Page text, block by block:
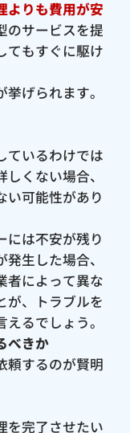
よりも費用が安
のサービスを提
てもすぐに駆け
げられます。
ているわけでは
くない場合、
い可能性があり
には不安が残り
生した場合、
者によって異な
が、トラブルを
るでしょう。
べきか
頼するのが賢明
を完了させたい